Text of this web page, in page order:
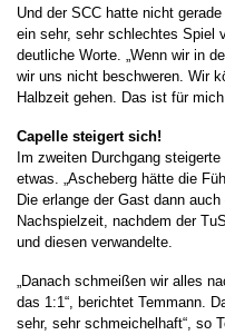
Und der SCC hatte nicht
ein sehr, sehr schlechtes Spiel
deutliche Worte. „Wenn wir in
wir uns nicht beschweren. Wir
Halbzeit gehen. Das ist für
Capelle steigert sich!
Im zweiten Durchgang
etwas. „Ascheberg hätte die
Die erlange der Gast dann
Nachspielzeit, nachdem der
und diesen verwandelte.
„Danach schmeißen wir alles
das 1:1“, berichtet Temmann.
sehr, sehr schmeichelhaft“, so